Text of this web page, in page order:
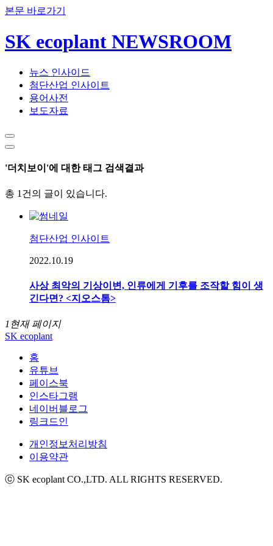
본문 바로가기
SK ecoplant NEWSROOM
뉴스 인사이드
첨단산업 인사이트
용어사전
보도자료
'더치보이'에 대한 태그 검색결과
총 1건의 글이 있습니다.
첨단산업 인사이트
2022.10.19
사상 최악의 기상이변, 인류에게 기후를 조작할 힘이 생
긴다면? <지오스톰>
1 현재 페이지
SK ecoplant
홈
유튜브
페이스북
인스타그램
네이버블로그
링크드인
개인정보처리방침
이용약관
ⓒ SK ecoplant CO.,LTD. ALL RIGHTS RESERVED.